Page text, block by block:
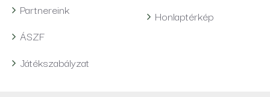
Partnereink
ÁSZF
Játékszabályzat
Honlaptérkép